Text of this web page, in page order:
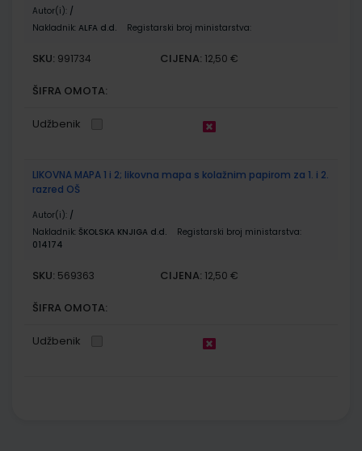
Autor(i): /
Nakladnik: ALFA d.d. Registarski broj ministarstva:
SKU: 991734 CIJENA: 12,50 €
ŠIFRA OMOTA:
Udžbenik
LIKOVNA MAPA 1 i 2; likovna mapa s kolažnim papirom za 1. i 2.
razred OŠ
Autor(i): /
Nakladnik: ŠKOLSKA KNJIGA d.d.
Registarski broj ministarstva:
014174
SKU: 569363 CIJENA: 12,50 €
ŠIFRA OMOTA:
Udžbenik